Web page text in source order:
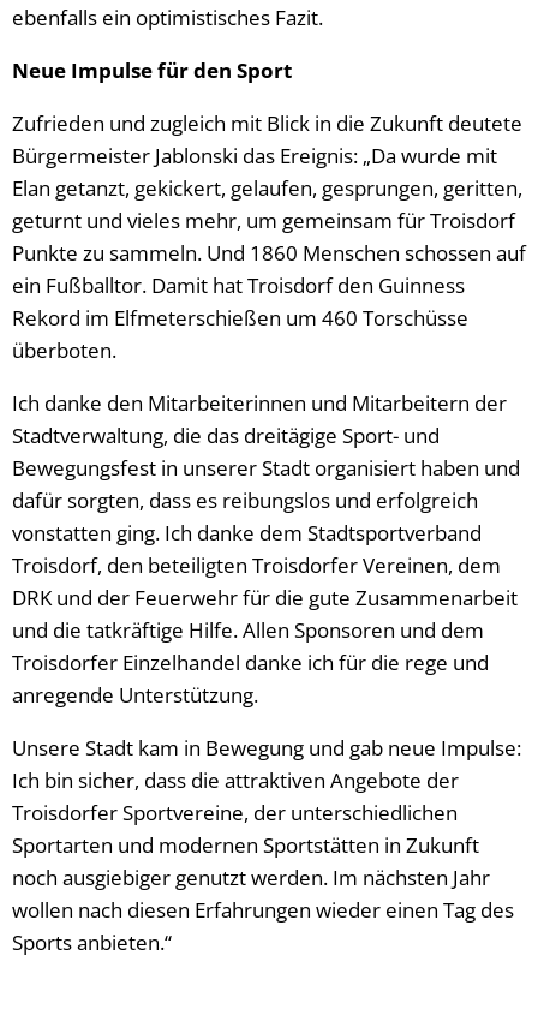
ebenfalls ein optimistisches Fazit.
Neue Impulse für den Sport
Zufrieden und zugleich mit Blick in die Zukunft deutete
Bürgermeister Jablonski das Ereignis: „Da wurde mit
Elan getanzt, gekickert, gelaufen, gesprungen, geritten,
geturnt und vieles mehr, um gemeinsam für Troisdorf
Punkte zu sammeln. Und 1860 Menschen schossen auf
ein Fußballtor. Damit hat Troisdorf den Guinness
Rekord im Elfmeterschießen um 460 Torschüsse
überboten.
Ich danke den Mitarbeiterinnen und Mitarbeitern der
Stadtverwaltung, die das dreitägige Sport- und
Bewegungsfest in unserer Stadt organisiert haben und
dafür sorgten, dass es reibungslos und erfolgreich
vonstatten ging. Ich danke dem Stadtsportverband
Troisdorf, den beteiligten Troisdorfer Vereinen, dem
DRK und der Feuerwehr für die gute Zusammenarbeit
und die tatkräftige Hilfe. Allen Sponsoren und dem
Troisdorfer Einzelhandel danke ich für die rege und
anregende Unterstützung.
Unsere Stadt kam in Bewegung und gab neue Impulse:
Ich bin sicher, dass die attraktiven Angebote der
Troisdorfer Sportvereine, der unterschiedlichen
Sportarten und modernen Sportstätten in Zukunft
noch ausgiebiger genutzt werden. Im nächsten Jahr
wollen nach diesen Erfahrungen wieder einen Tag des
Sports anbieten.“